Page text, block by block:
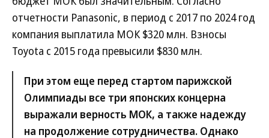
отчетности Panasonic, в период с 2017 по 2024 год
компания выплатила МОК $320 млн. Взносы
Toyota c 2015 года превысили $830 млн.
При этом еще перед стартом парижской
Олимпиады все три японских концерна
выражали верность МОК, а также надежду
на продолжение сотрудничества. Однако